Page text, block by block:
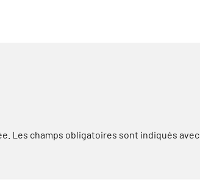
Les champs obligatoires sont indiqués avec